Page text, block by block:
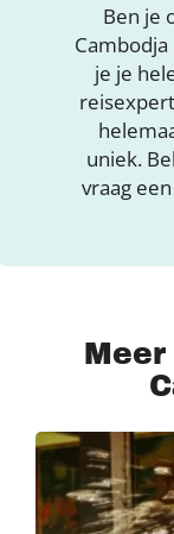
Ben je
je je
uniek.
vraag